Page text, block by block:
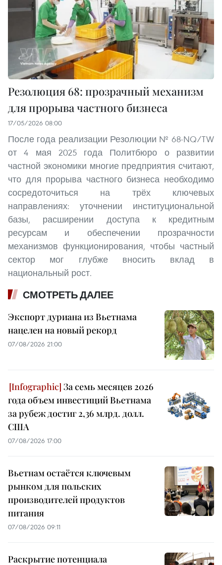
Резолюция 68: прозрачный механизм
для прорыва частного бизнеса
17/05/2026 08:00
После года реализации Резолюции № 68-NQ/TW
от 4 мая 2025 года Политбюро о развитии
частной экономики многие предприятия считают,
что для прорыва частного бизнеса необходимо
сосредоточиться на трёх ключевых
направлениях: уточнении институциональной
базы, расширении доступа к кредитным
ресурсам и обеспечении прозрачности
механизмов функционирования, чтобы частный
сектор мог глубже вносить вклад в
национальный рост.
СМОТРЕТЬ ДАЛЕЕ
Экспорт дуриана из Вьетнама
нацелен на новый рекорд
07/08/2026 21:00
За семь месяцев 2026
года объем инвестиций Вьетнама
за рубеж достиг 2,36 млрд. долл.
США
07/08/2026 17:00
Вьетнам остаётся ключевым
рынком для польских
производителей продуктов
питания
07/08/2026 09:11
Раскрытие потенциала